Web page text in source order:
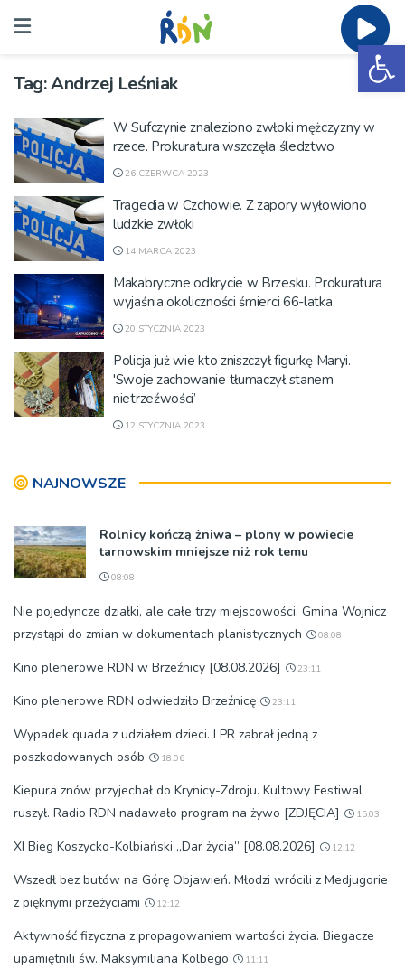
Tag:Andrzej Leśniak
W Sufczynie znaleziono zwłoki mężczyzny w
rzece. Prokuratura wszczęła śledztwo
26 CZERWCA 2023
Tragedia w Czchowie. Z zapory wyłowiono
ludzkie zwłoki
14 MARCA 2023
Makabryczne odkrycie w Brzesku. Prokuratura
wyjaśnia okoliczności śmierci 66-latka
20 STYCZNIA 2023
Policja już wie kto zniszczył figurkę Maryi.
'Swoje zachowanie tłumaczył stanem
nietrzeźwości’
12 STYCZNIA 2023
NAJNOWSZE
Rolnicy kończą żniwa – plony w powiecie
tarnowskim mniejsze niż rok temu
08:08
Nie pojedyncze działki, ale całe trzy miejscowości. Gmina Wojnicz
przystąpi do zmian w dokumentach planistycznych
08:08
Kino plenerowe RDN w Brzeźnicy [08.08.2026] 23:11
Kino plenerowe RDN odwiedziło Brzeźnicę 23:11
Wypadek quada z udziałem dzieci. LPR zabrał jedną z
poszkodowanych osób
18:06
Kiepura znów przyjechał do Krynicy-Zdroju. Kultowy Festiwal
ruszył. Radio RDN nadawało program na żywo [ZDJĘCIA]
15:03
XI Bieg Koszycko-Kolbiański „Dar życia” [08.08.2026] 12:12
Wszedł bez butów na Górę Objawień. Młodzi wrócili z Medjugorie
z pięknymi przeżyciami
12:12
Aktywność fizyczna z propagowaniem wartości życia. Biegacze
upamiętnili św. Maksymiliana Kolbego
11:11